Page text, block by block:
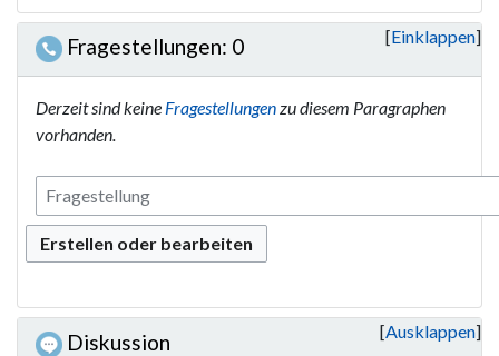
Einklappen
Fragestellungen: 0
Derzeit sind keine Fragestellungen zu diesem Paragraphen
vorhanden.
Erstellen oder bearbeiten
Ausklappen
Diskussion